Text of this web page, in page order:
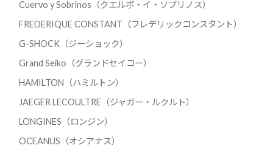
Cuervo y Sobrinos（クエルボ・イ・ソブリノス）
FREDERIQUE CONSTANT（フレデリックコンスタント）
G-SHOCK（ジーショック）
Grand Seiko（グランドセイコー）
HAMILTON（ハミルトン）
JAEGER LECOULTRE（ジャガー・ルクルト）
LONGINES（ロンジン）
OCEANUS（オシアナス）